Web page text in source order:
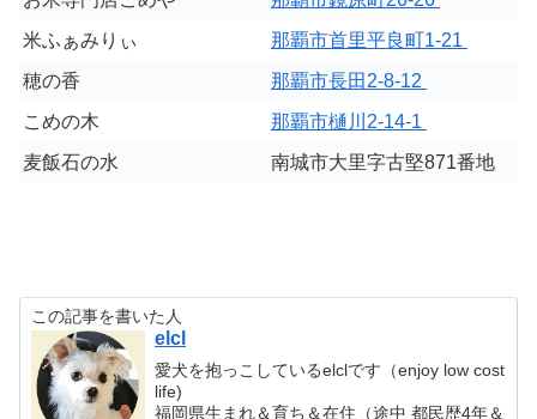
米ふぁみりぃ
那覇市首里平良町1-21
穂の香
那覇市長田2-8-12
こめの木
那覇市樋川2-14-1
麦飯石の水
南城市大里字古堅871番地
この記事を書いた人
elcl
愛犬を抱っこしているelclです（enjoy low cost
life)
福岡県生まれ＆育ち＆在住（途中 都民歴4年＆